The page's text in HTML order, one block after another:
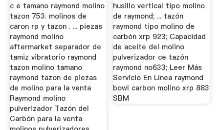
c e tamano raymond molino
tazon 753. molinos de
caron rp y tazon . ... piezas
raymond molino
aftermarket separador de
tamiz vibratorio raymond
tazon molino tamano
raymond tazon de piezas
de molino para la venta
Raymond molino
pulverizador Tazón del
Carbón para la venta
husillo vertical tipo molino
de raymond; ... tazón
raymond tipo molino de
carbón xrp 923; Capacidad
de aceite del molino
pulverizador ce tazón
raymond no633; Leer Más
Servicio En Línea raymond
bowl carbon molino xrp 883
SBM